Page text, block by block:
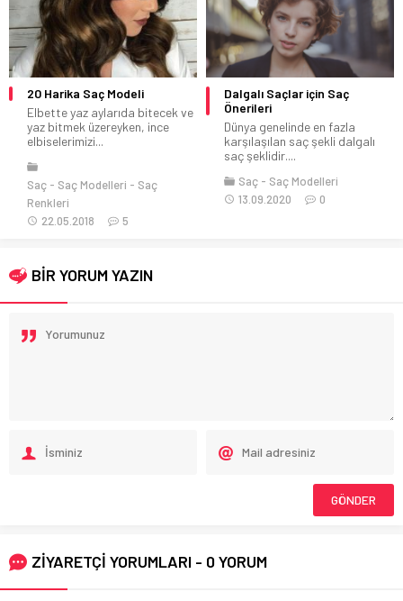
20 Harika Saç Modeli
Elbette yaz aylarıda bitecek ve
yaz bitmek üzereyken, ince
elbiselerimizi...
Saç Saç Modelleri
Saç
Renkleri
22.05.2018
5
Dalgalı Saçlar için Saç
Önerileri
Dünya genelinde en fazla
karşılaşılan saç şekli dalgalı
saç şeklidir....
Saç
Saç Modelleri
13.09.2020
0
BİR YORUM YAZIN
ZİYARETÇİ YORUMLARI - 0 YORUM